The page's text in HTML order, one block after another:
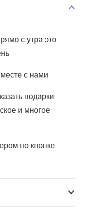
с утра это
с нами
подарки
и многое
по кнопке